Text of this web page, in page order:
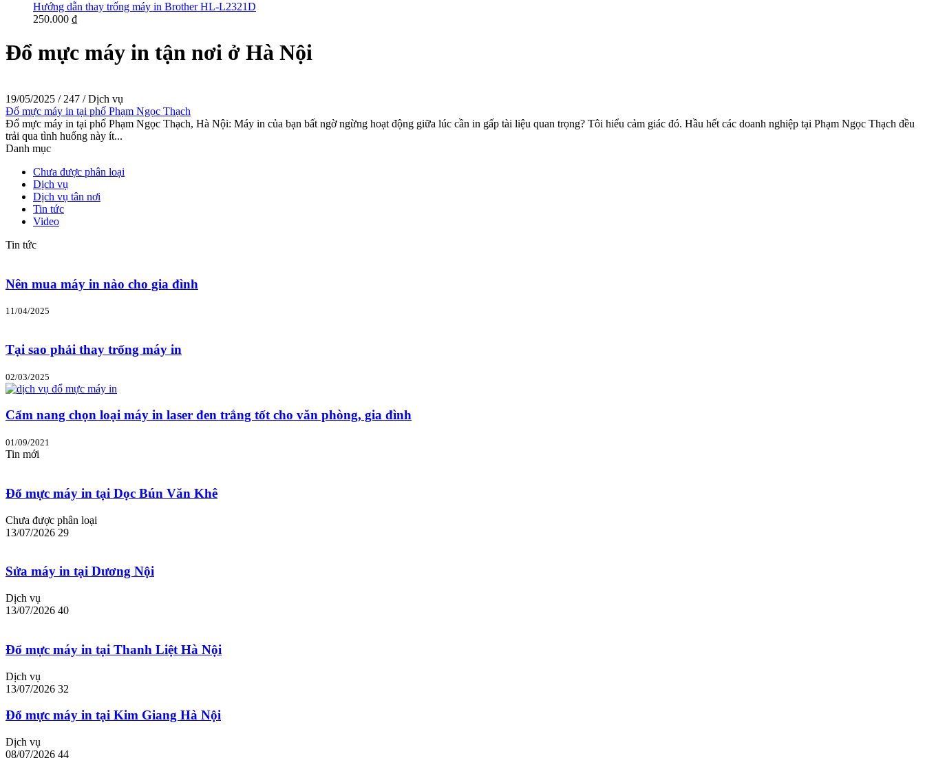
Hướng dẫn thay trống máy in Brother HL-L2321D
250.000 ₫
Đổ mực máy in tận nơi ở Hà Nội
19/05/2025 / 247 /Dịch vụ
Đổ mực máy in tại phố Phạm Ngọc Thạch
Đổ mực máy in tại phố Phạm Ngọc Thạch, Hà Nội: Máy in của bạn bất ngờ ngừng hoạt động giữa lúc cần in gấp tài liệu quan trọng? Tôi hiểu cảm giác đó. Hầu hết các doanh nghiệp tại Phạm Ngọc Thạch đều
trải qua tình huống này ít...
Danh mục
Chưa được phân loại
Dịch vụ
Dịch vụ tân nơi
Tin tức
Video
Tin tức
Nên mua máy in nào cho gia đình
11/04/2025
Tại sao phải thay trống máy in
02/03/2025
Cẩm nang chọn loại máy in laser đen trắng tốt cho văn phòng, gia đình
01/09/2021
Tin mới
Đổ mực máy in tại Dọc Bún Văn Khê
Chưa được phân loại
13/07/2026 29
Sửa máy in tại Dương Nội
Dịch vụ
13/07/2026 40
Đổ mực máy in tại Thanh Liệt Hà Nội
Dịch vụ
13/07/2026 32
Đổ mực máy in tại Kim Giang Hà Nội
Dịch vụ
08/07/2026 44